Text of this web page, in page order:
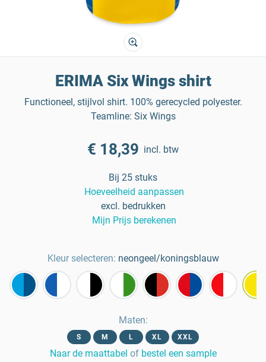
ERIMA Six Wings shirt
Functioneel, stijlvol shirt. 100% gerecycled polyester.
Teamline: Six Wings
€ 18,39 incl. btw
Bij 25 stuks
Hoeveelheid aanpassen
excl. bedrukken
Mijn Prijs berekenen
Kleur selecteren: neongeel/koningsblauw
Maten:
S M L XL XXL
Naar de maattabel of bestel een sample